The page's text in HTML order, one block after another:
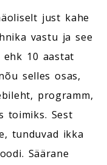
just kahe
vastu ja see
ehk 10 aastat
selles osas,
programm,
toimiks. Sest
tunduvad ikka
Säärane